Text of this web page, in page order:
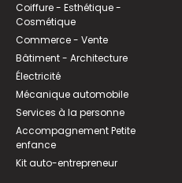
Coiffure - Esthétique -
Cosmétique
Commerce - Vente
Bâtiment - Architecture
Électricité
Mécanique automobile
Services à la personne
Accompagnement Petite
enfance
Kit auto-entrepreneur